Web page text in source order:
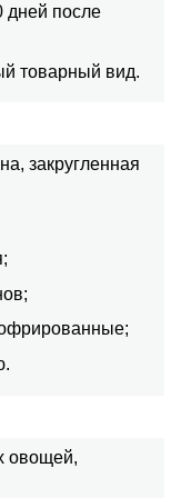
дней после
товарный вид.
закругленная
овощей,